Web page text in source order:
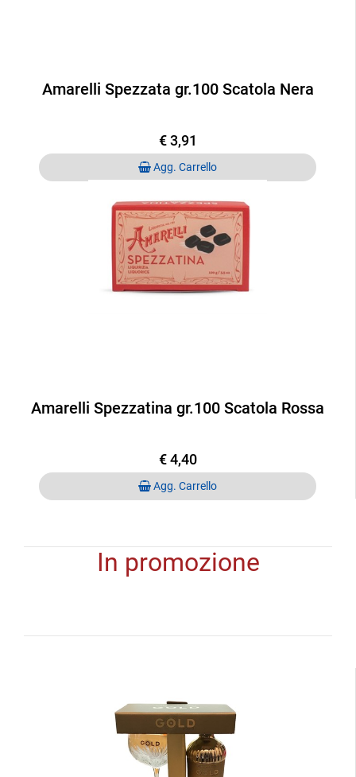
Amarelli Spezzata gr.100 Scatola Nera
€ 3,91
Quantità
Agg. Carrello
Amarelli Spezzatina gr.100 Scatola Rossa
€ 4,40
Quantità
Agg. Carrello
In promozione